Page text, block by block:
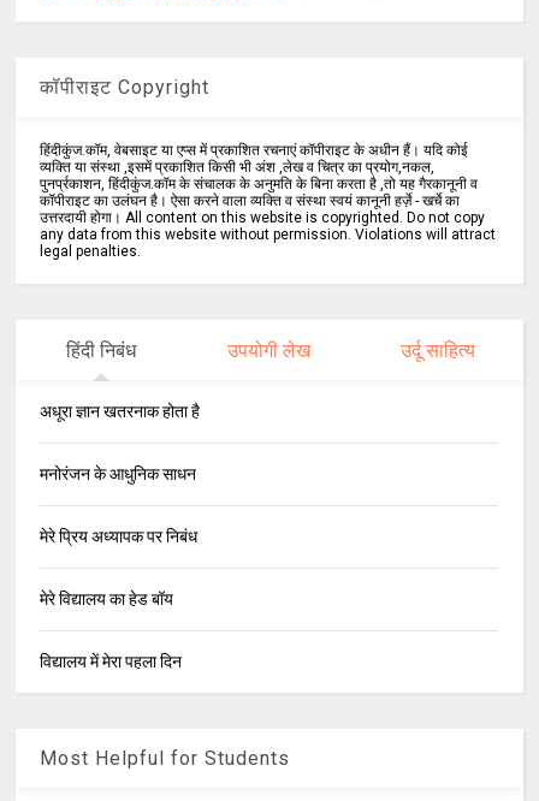
कॉपीराइट Copyright
हिंदीकुंज.कॉम, वेबसाइट या एप्स में प्रकाशित रचनाएं कॉपीराइट के अधीन हैं। यदि कोई
व्यक्ति या संस्था ,इसमें प्रकाशित किसी भी अंश ,लेख व चित्र का प्रयोग,नकल,
पुनर्प्रकाशन, हिंदीकुंज.कॉम के संचालक के अनुमति के बिना करता है ,तो यह गैरकानूनी व
कॉपीराइट का उलंघन है। ऐसा करने वाला व्यक्ति व संस्था स्वयं कानूनी हर्ज़े - खर्चे का
उत्तरदायी होगा। All content on this website is copyrighted. Do not copy
any data from this website without permission. Violations will attract
legal penalties.
हिंदी निबंध उपयोगी लेख उर्दू साहित्य
अधूरा ज्ञान खतरनाक होता है
मनोरंजन के आधुनिक साधन
मेरे प्रिय अध्यापक पर निबंध
मेरे विद्यालय का हेड बॉय
विद्यालय में मेरा पहला दिन
Most Helpful for Students